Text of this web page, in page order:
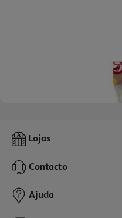
Bola Para Colorir Auchan Ø5cm
0,49 €
Lojas
Contacto
Ajuda